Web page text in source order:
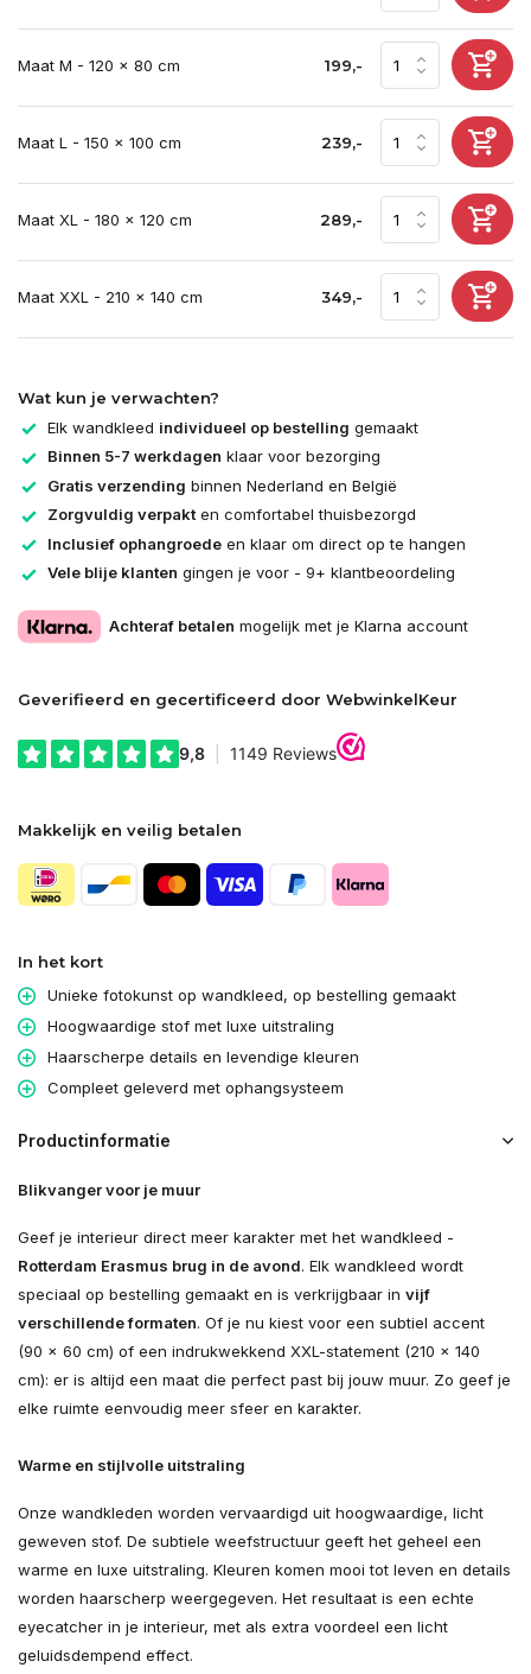
Maat M - 120 x 80 cm 199,-
Maat L - 150 x 100 cm 239,-
Maat XL - 180 x 120 cm 289,-
Maat XXL - 210 x 140 cm 349,-
Wat kun je verwachten?
Elk wandkleed individueel op bestelling gemaakt
Binnen 5-7 werkdagen klaar voor bezorging
Gratis verzending binnen Nederland en België
Zorgvuldig verpakten comfortabel thuisbezorgd
Inclusief ophangroede en klaar om direct op te hangen
Vele blije klanten gingen je voor - 9+ klantbeoordeling
Achteraf betalen mogelijk met je Klarna account
Geverifieerd en gecertificeerd door WebwinkelKeur
Makkelijk en veilig betalen
In het kort
Unieke fotokunst op wandkleed, op bestelling gemaakt
Hoogwaardige stof met luxe uitstraling
Haarscherpe details en levendige kleuren
Compleet geleverd met ophangsysteem
Productinformatie
Blikvanger voor je muur
Geef je interieur direct meer karakter met het wandkleed -
Rotterdam Erasmus brug in de avond. Elk wandkleed wordt
speciaal op bestelling gemaakt en is verkrijgbaar in vijf
verschillende formaten. Of je nu kiest voor een subtiel accent
(90 × 60 cm) of een indrukwekkend XXL-statement (210 × 140
cm): er is altijd een maat die perfect past bij jouw muur. Zo geef je
elke ruimte eenvoudig meer sfeer en karakter.
Warme en stijlvolle uitstraling
Onze wandkleden worden vervaardigd uit hoogwaardige, licht
geweven stof. De subtiele weefstructuur geeft het geheel een
warme en luxe uitstraling. Kleuren komen mooi tot leven en details
worden haarscherp weergegeven. Het resultaat is een echte
eyecatcher in je interieur, met als extra voordeel een licht
geluidsdempend effect.